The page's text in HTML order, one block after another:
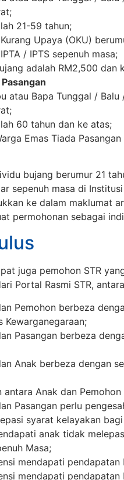
21-59 tahun;
Upaya (OKU)
/ IPTS sepenuh masa;
adalah RM2,500 dan
atau Bapa Tunggal /
60 tahun dan ke atas;
Emas Tiada
bujang berumur 21
sepenuh masa di
ke dalam maklumat
permohonan sebagai
juga pemohon STR
Portal Rasmi STR,
Pemohon berbeza
Kewarganegaraan;
Pasangan berbeza
Anak berbeza dengan
antara Anak dan
Pasangan perlu
syarat kelayakan
anak tidak
Masa;
mendapati
mendapati